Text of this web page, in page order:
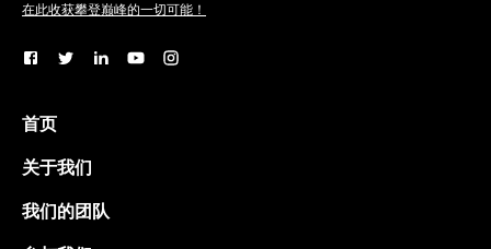
在此收获攀登巅峰的一切可能！
首页
关于我们
我们的团队